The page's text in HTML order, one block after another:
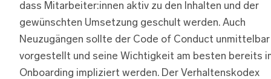
dass Mitarbeiter:innen aktiv zu den Inhalten und der
gewünschten Umsetzung geschult werden. Auch
Neuzugängen sollte der Code of Conduct unmittelbar
vorgestellt und seine Wichtigkeit am besten bereits
Onboarding impliziert werden. Der Verhaltenskodex